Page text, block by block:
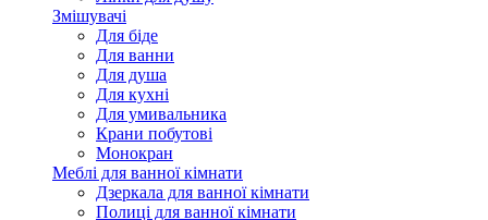
Змішувачі
Для біде
Для ванни
Для душа
Для кухні
Для умивальника
Крани побутові
Монокран
Меблі для ванної кімнати
Дзеркала для ванної кімнати
Полиці для ванної кімнати